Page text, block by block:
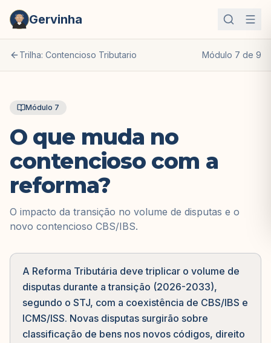
Gervinha
Trilha: Contencioso Tributario Módulo 7 de 9
Módulo 7
O que muda no
contencioso com a
reforma?
O impacto da transição no volume de disputas e o
novo contencioso CBS/IBS.
A Reforma Tributária deve triplicar o volume de
disputas durante a transição (2026-2033),
segundo o STJ, com a coexistência de CBS/IBS e
ICMS/ISS. Novas disputas surgirão sobre
classificação de bens nos novos códigos, direito